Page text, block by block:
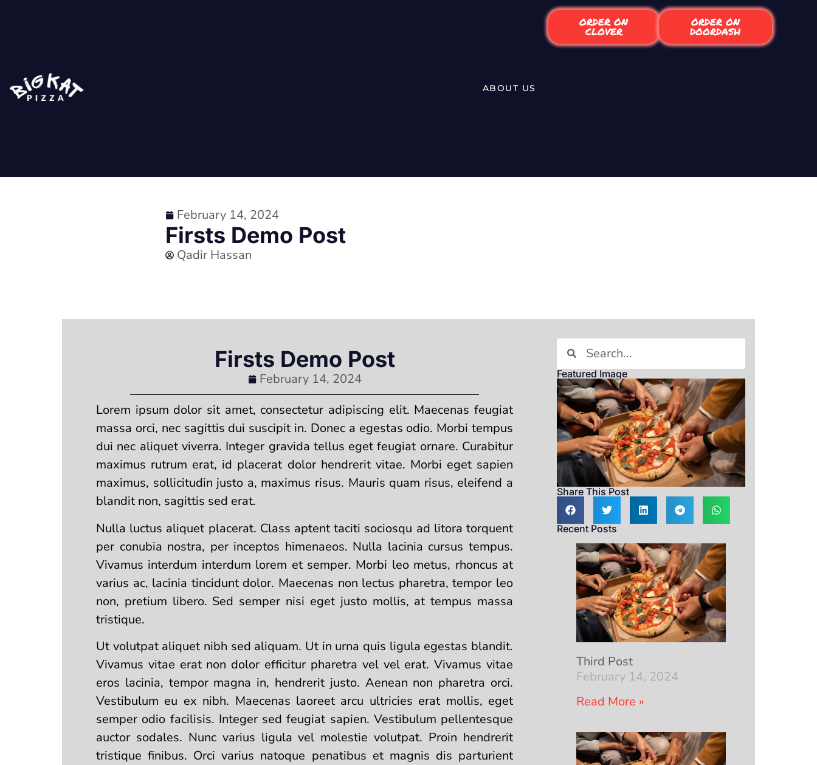
ABOUT US
ORDER ON
CLOVER
ORDER ON
DOORDASH
February 14, 2024
Firsts Demo Post
Qadir Hassan
Firsts Demo Post
February 14, 2024
Lorem ipsum dolor sit amet, consectetur adipiscing elit. Maecenas feugiat
massa orci, nec sagittis dui suscipit in. Donec a egestas odio. Morbi tempus
dui nec aliquet viverra. Integer gravida tellus eget feugiat ornare. Curabitur
maximus rutrum erat, id placerat dolor hendrerit vitae. Morbi eget sapien
maximus, sollicitudin justo a, maximus risus. Mauris quam risus, eleifend a
blandit non, sagittis sed erat.
Nulla luctus aliquet placerat. Class aptent taciti sociosqu ad litora torquent
per conubia nostra, per inceptos himenaeos. Nulla lacinia cursus tempus.
Vivamus interdum interdum lorem et semper. Morbi leo metus, rhoncus at
varius ac, lacinia tincidunt dolor. Maecenas non lectus pharetra, tempor leo
non, pretium libero. Sed semper nisi eget justo mollis, at tempus massa
tristique.
Ut volutpat aliquet nibh sed aliquam. Ut in urna quis ligula egestas blandit.
Vivamus vitae erat non dolor efficitur pharetra vel vel erat. Vivamus vitae
eros lacinia, tempor magna in, hendrerit justo. Aenean non pharetra orci.
Vestibulum eu ex nibh. Maecenas laoreet arcu ultricies erat mollis, eget
semper odio facilisis. Integer sed feugiat sapien. Vestibulum pellentesque
auctor sodales. Nunc varius ligula vel molestie volutpat. Proin hendrerit
tristique finibus. Orci varius natoque penatibus et magnis dis parturient
Featured Image
Share This Post
Recent Posts
Third Post
February 14, 2024
Read More »